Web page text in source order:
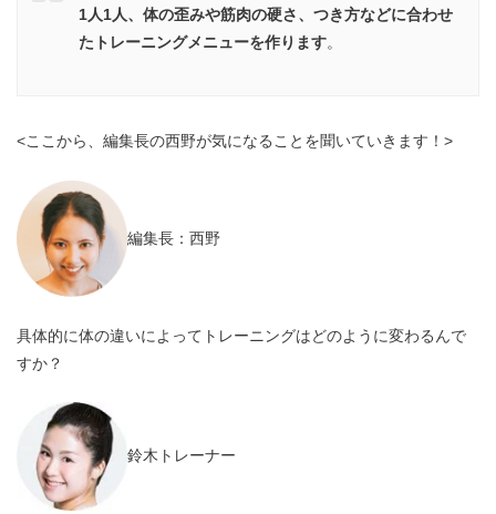
1人1人、体の歪みや筋肉の硬さ、つき方などに合わせ
たトレーニングメニューを作ります。
<ここから、編集長の西野が気になることを聞いていきます！>
編集長：西野
具体的に体の違いによってトレーニングはどのように変わるんで
すか？
鈴木トレーナー